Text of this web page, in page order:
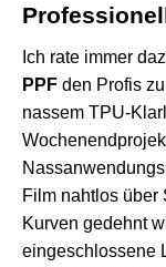
Ich rate immer
PPF den Profis
nassem TPU-
Film nahtlos
Kurven gedehnt
eingeschlossene